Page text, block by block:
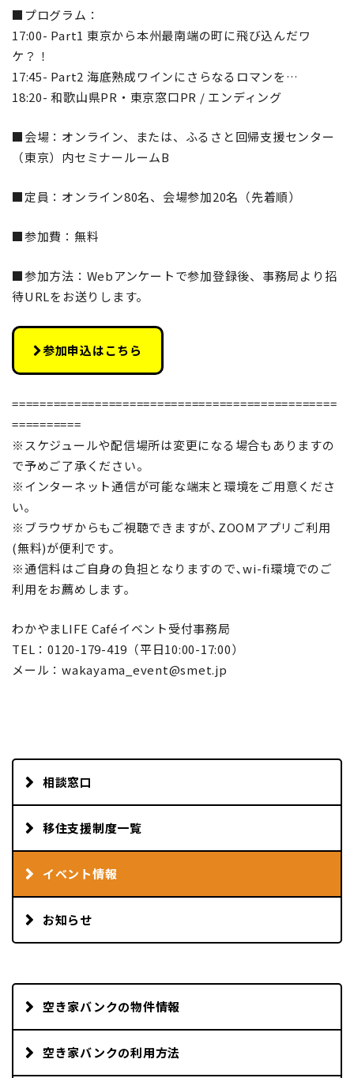
■プログラム：
17:00- Part1 東京から本州最南端の町に飛び込んだワ
ケ？！
17:45- Part2 海底熟成ワインにさらなるロマンを…
18:20- 和歌山県PR・東京窓口PR / エンディング
■会場：オンライン、または、ふるさと回帰支援センター
（東京）内セミナールームB
■定員：オンライン80名、会場参加20名（先着順）
■参加費：無料
■参加方法：Webアンケートで参加登録後、事務局より招
待URLをお送りします。
参加申込はこちら
===============================================
==========
※スケジュールや配信場所は変更になる場合もありますの
で予めご了承ください。
※インターネット通信が可能な端末と環境をご用意くださ
い｡
※ブラウザからもご視聴できますが､ZOOMアプリご利用
(無料)が便利です｡
※通信料はご自身の負担となりますので､wi-fi環境でのご
利用をお薦めします｡
わかやまLIFE Caféイベント受付事務局
TEL：0120-179-419（平日10:00-17:00）
メール：wakayama_event@smet.jp
相談窓口
移住支援制度一覧
イベント情報
お知らせ
空き家バンクの物件情報
空き家バンクの利用方法